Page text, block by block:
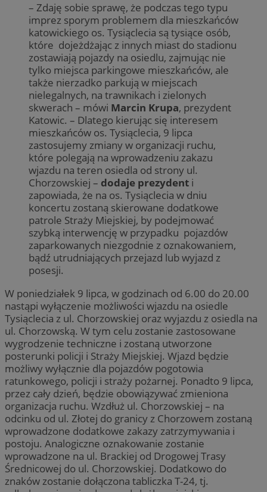
– Zdaję sobie sprawę, że podczas tego typu
imprez sporym problemem dla mieszkańców
katowickiego os. Tysiąclecia są tysiące osób,
które dojeżdżając z innych miast do stadionu
zostawiają pojazdy na osiedlu, zajmując nie
tylko miejsca parkingowe mieszkańców, ale
także nierzadko parkują w miejscach
nielegalnych, na trawnikach i zielonych
skwerach – mówi Marcin Krupa, prezydent
Katowic. – Dlatego kierując się interesem
mieszkańców os. Tysiąclecia, 9 lipca
zastosujemy zmiany w organizacji ruchu,
które polegają na wprowadzeniu zakazu
wjazdu na teren osiedla od strony ul.
Chorzowskiej – dodaje prezydent i
zapowiada, że na os. Tysiąclecia w dniu
koncertu zostaną skierowane dodatkowe
patrole Straży Miejskiej, by podejmować
szybką interwencję w przypadku pojazdów
zaparkowanych niezgodnie z oznakowaniem,
bądź utrudniających przejazd lub wyjazd z
posesji.
W poniedziałek 9 lipca, w godzinach od 6.00 do 20.00
nastąpi wyłączenie możliwości wjazdu na osiedle
Tysiąclecia z ul. Chorzowskiej oraz wyjazdu z osiedla na
ul. Chorzowską. W tym celu zostanie zastosowane
wygrodzenie techniczne i zostaną utworzone
posterunki policji i Straży Miejskiej. Wjazd będzie
możliwy wyłącznie dla pojazdów pogotowia
ratunkowego, policji i straży pożarnej. Ponadto 9 lipca,
przez cały dzień, będzie obowiązywać zmieniona
organizacja ruchu. Wzdłuż ul. Chorzowskiej – na
odcinku od ul. Złotej do granicy z Chorzowem zostaną
wprowadzone dodatkowe zakazy zatrzymywania i
postoju. Analogiczne oznakowanie zostanie
wprowadzone na ul. Brackiej od Drogowej Trasy
Średnicowej do ul. Chorzowskiej. Dodatkowo do
znaków zostanie dołączona tabliczka T-24, tj.